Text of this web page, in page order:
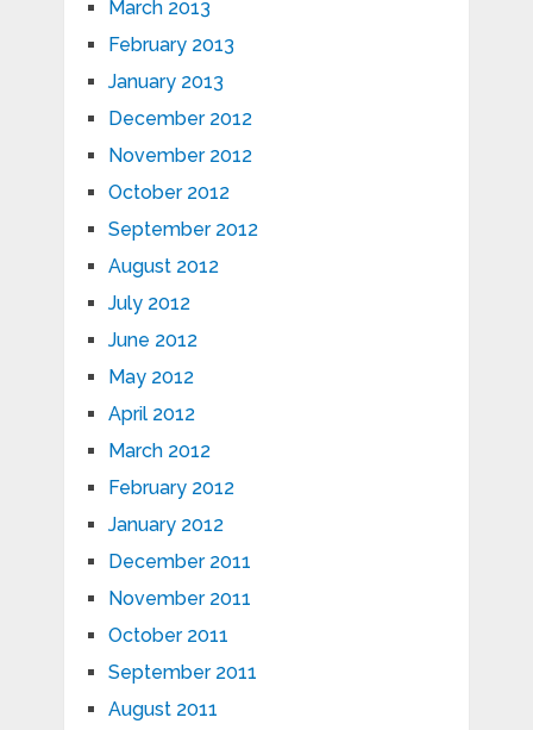
March 2013
February 2013
January 2013
December 2012
November 2012
October 2012
September 2012
August 2012
July 2012
June 2012
May 2012
April 2012
March 2012
February 2012
January 2012
December 2011
November 2011
October 2011
September 2011
August 2011